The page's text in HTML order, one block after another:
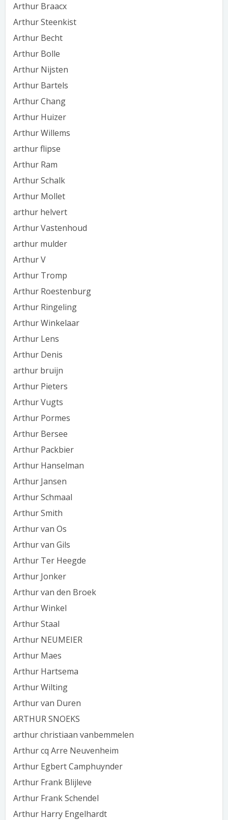
Arthur Braacx
Arthur Steenkist
Arthur Becht
Arthur Bolle
Arthur Nijsten
Arthur Bartels
Arthur Chang
Arthur Huizer
Arthur Willems
arthur flipse
Arthur Ram
Arthur Schalk
Arthur Mollet
arthur helvert
Arthur Vastenhoud
arthur mulder
Arthur V
Arthur Tromp
Arthur Roestenburg
Arthur Ringeling
Arthur Winkelaar
Arthur Lens
Arthur Denis
arthur bruijn
Arthur Pieters
Arthur Vugts
Arthur Pormes
Arthur Bersee
Arthur Packbier
Arthur Hanselman
Arthur Jansen
Arthur Schmaal
Arthur Smith
Arthur van Os
Arthur van Gils
Arthur Ter Heegde
Arthur Jonker
Arthur van den Broek
Arthur Winkel
Arthur Staal
Arthur NEUMEIER
Arthur Maes
Arthur Hartsema
Arthur Wilting
Arthur van Duren
ARTHUR SNOEKS
arthur christiaan vanbemmelen
Arthur cq Arre Neuvenheim
Arthur Egbert Camphuynder
Arthur Frank Blijleve
Arthur Frank Schendel
Arthur Harry Engelhardt